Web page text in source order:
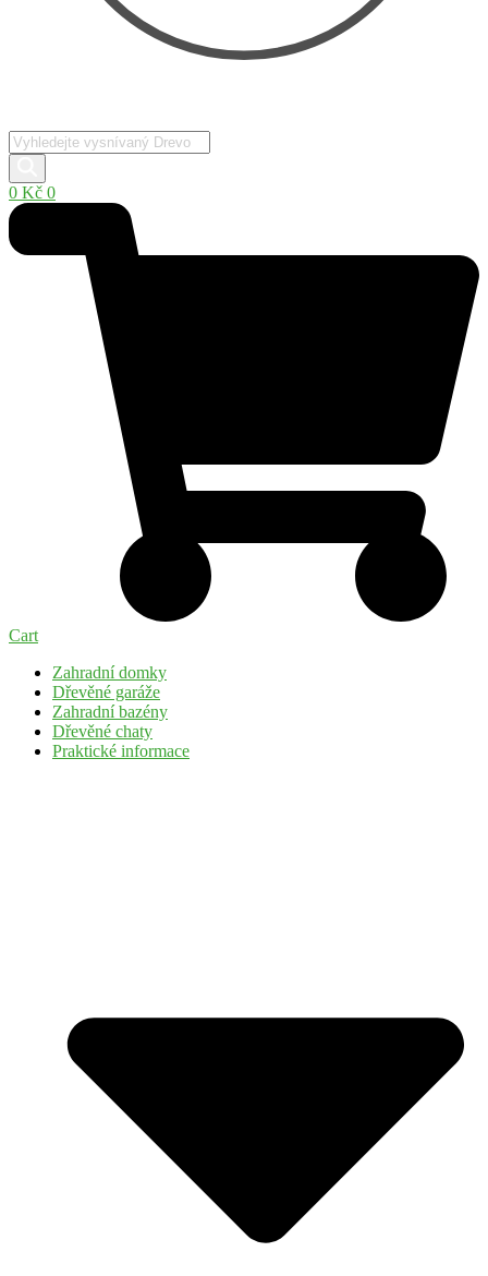
Products
search
0 Kč 0
Cart
Zahradní domky
Dřevěné garáže
Zahradní bazény
Dřevěné chaty
Praktické informace